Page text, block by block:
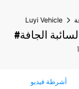
Luyi Vehicle
الجافة
أشرطة فيديو